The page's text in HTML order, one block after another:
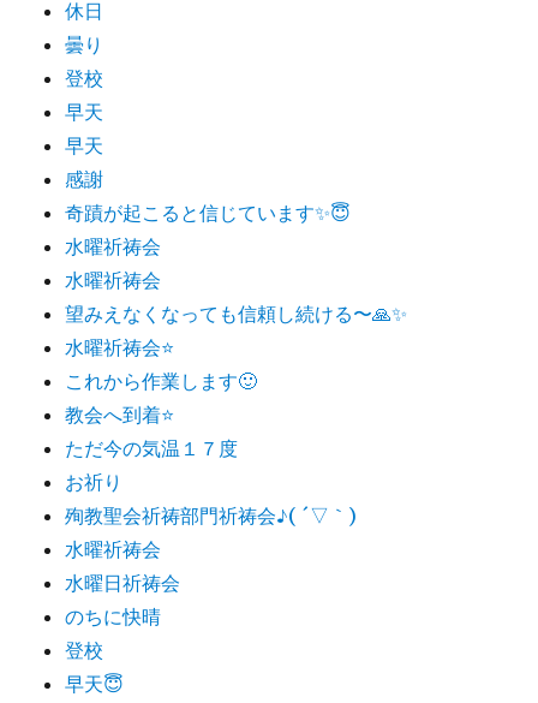
休日
曇り
登校
早天
早天
感謝
奇蹟が起こると信じています✨😇
水曜祈祷会
水曜祈祷会
望みえなくなっても信頼し続ける〜🙏✨
水曜祈祷会⭐️
これから作業します🙂
教会へ到着⭐️
ただ今の気温１７度
お祈り
殉教聖会祈祷部門祈祷会♪( ´▽｀)
水曜祈祷会
水曜日祈祷会
のちに快晴
登校
早天😇